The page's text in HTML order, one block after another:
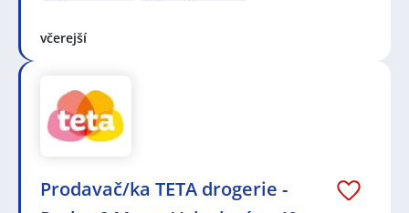
včerejší
Prodavač/ka TETA drogerie -